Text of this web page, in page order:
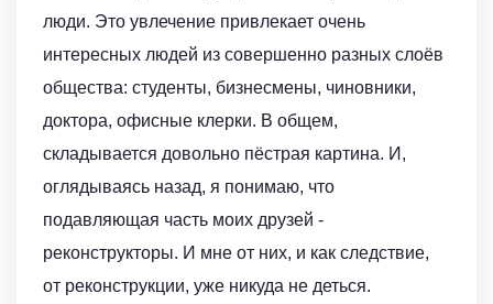
люди. Это увлечение привлекает очень
интересных людей из совершенно разных слоёв
общества: студенты, бизнесмены, чиновники,
доктора, офисные клерки. В общем,
складывается довольно пёстрая картина. И,
оглядываясь назад, я понимаю, что
подавляющая часть моих друзей -
реконструкторы. И мне от них, и как следствие,
от реконструкции, уже никуда не деться.